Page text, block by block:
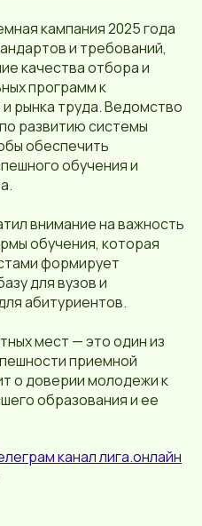
кампания 2025 года
и требований,
качества отбора и
программ к
рынка труда. Ведомство
развитию системы
обеспечить
обучения и
внимание на важность
обучения, которая
формирует
для вузов и
абитуриентов.
мест — это один из
приемной
о доверии молодежи к
образования и ее
канал лига.онлайн